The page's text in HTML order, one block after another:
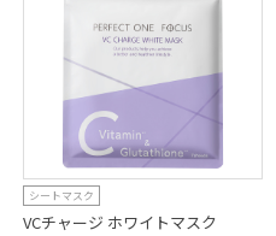
シートマスク
VCチャージ ホワイトマスク